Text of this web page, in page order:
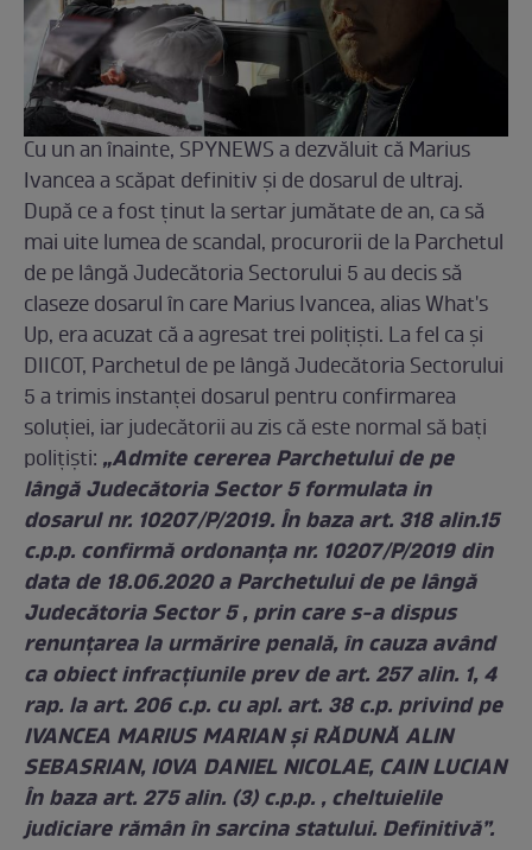
Cu un an înainte, SPYNEWS a dezvăluit că Marius
Ivancea a scăpat definitiv și de dosarul de ultraj.
După ce a fost ținut la sertar jumătate de an, ca să
mai uite lumea de scandal, procurorii de la Parchetul
de pe lângă Judecătoria Sectorului 5 au decis să
claseze dosarul în care Marius Ivancea, alias What's
Up, era acuzat că a agresat trei polițiști. La fel ca și
DIICOT, Parchetul de pe lângă Judecătoria Sectorului
5 a trimis instanței dosarul pentru confirmarea
soluției, iar judecătorii au zis că este normal să bați
polițiști: „Admite cererea Parchetului de pe
lângă Judecătoria Sector 5 formulata in
dosarul nr. 10207/P/2019. În baza art. 318 alin.15
c.p.p. confirmă ordonanţa nr. 10207/P/2019 din
data de 18.06.2020 a Parchetului de pe lângă
Judecătoria Sector 5 , prin care s-a dispus
renunţarea la urmărire penală, în cauza având
ca obiect infracţiunile prev de art. 257 alin. 1, 4
rap. la art. 206 c.p. cu apl. art. 38 c.p. privind pe
IVANCEA MARIUS MARIAN şi RĂDUNĂ ALIN
SEBASRIAN, IOVA DANIEL NICOLAE, CAIN LUCIAN
În baza art. 275 alin. (3) c.p.p. , cheltuielile
judiciare rămân în sarcina statului. Definitivă”.